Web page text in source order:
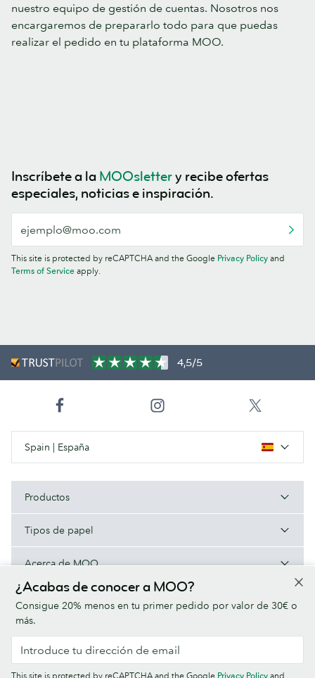
nuestro equipo de gestión de cuentas. Nosotros nos
encargaremos de prepararlo todo para que puedas
realizar el pedido en tu plataforma MOO.
Inscríbete a la MOOslettery recibe ofertas
especiales, noticias e inspiración.
This site is protected by reCAPTCHA and the Google Privacy Policy and
Terms of Service apply.
¿Acabas de conocer a MOO?
Consigue 20% menos en tu primer pedido por valor de 30€ o
más.
This site is protected by reCAPTCHA and the Google Privacy Policy and
4,5/5
Spain | España
Productos
Tipos de papel
Acerca de MOO
Condiciones Política de privacidad Fuentes Sitemap